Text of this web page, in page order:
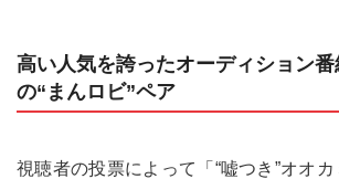
高い人気を誇ったオーディション
の“まんロビ”ペア
視聴者の投票によって「“嘘つき”オオ